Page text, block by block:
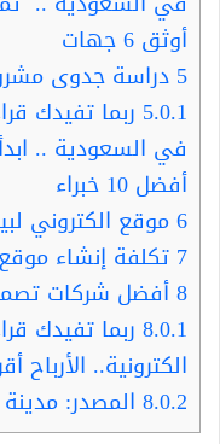
أوثق 6 جهات
5 دراسة جدوى
5.0.1 ربما تفيدك
في السعودية ..
أفضل 10 خبراء
6موقع الكتروني
7 تكلفة إنشاء
8أفضل شركات
8.0.1
الكترونية.. الأرباح
8.0.2 المصدر: